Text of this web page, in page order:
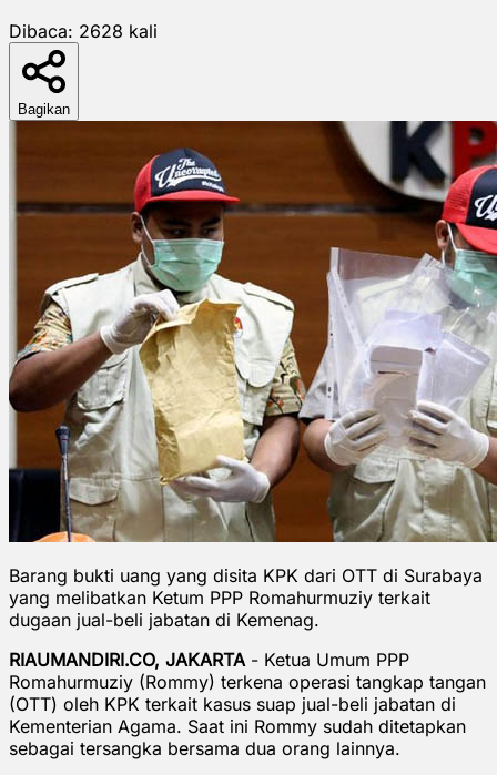
Dibaca: 2628 kali
Bagikan
Barang bukti uang yang disita KPK dari OTT di Surabaya
yang melibatkan Ketum PPP Romahurmuziy terkait
dugaan jual-beli jabatan di Kemenag.
RIAUMANDIRI.CO, JAKARTA - Ketua Umum PPP
Romahurmuziy (Rommy) terkena operasi tangkap tangan
(OTT) oleh KPK terkait kasus suap jual-beli jabatan di
Kementerian Agama. Saat ini Rommy sudah ditetapkan
sebagai tersangka bersama dua orang lainnya.